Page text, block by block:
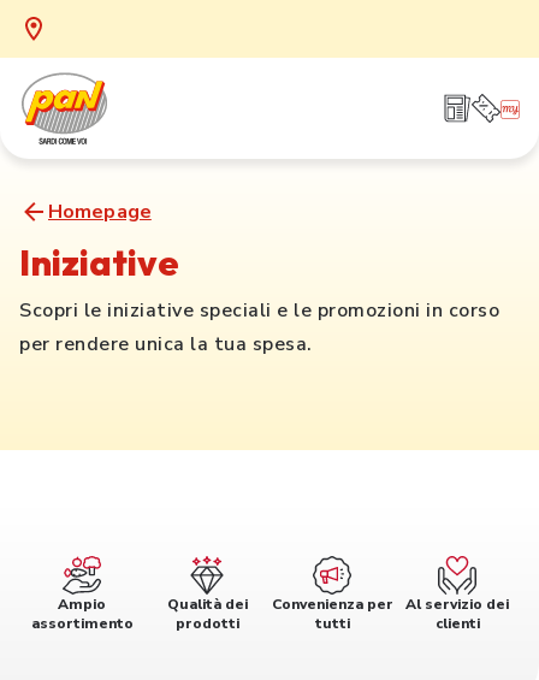
Homepage
Iniziative
Scopri le iniziative speciali e le promozioni in corso
per rendere unica la tua spesa.
Ampio
assortimento
Qualità dei
prodotti
Convenienza per
tutti
Al servizio dei
clienti